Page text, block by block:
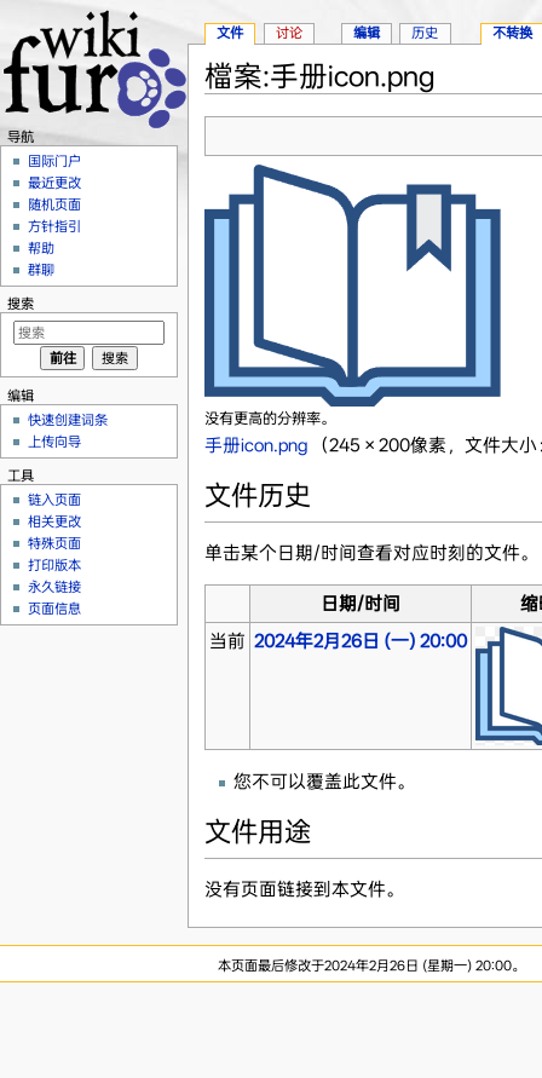
檔案:手册icon.png
没有更高的分辨率。
手册icon.png‎ （245 × 200像素，文件大
文件历史
单击某个日期/时间查看对应时刻的文件。
日期/时间
当前 2024年2月26日 (一) 20:00
您不可以覆盖此文件。
文件用途
没有页面链接到本文件。
文件 讨论 编辑 历史 不转换
导航
国际门户
最近更改
随机页面
方针指引
帮助
群聊
搜索
编辑
快速创建词条
上传向导
工具
链入页面
相关更改
特殊页面
打印版本
永久链接
页面信息
本页面最后修改于2024年2月26日 (星期一) 20:00。